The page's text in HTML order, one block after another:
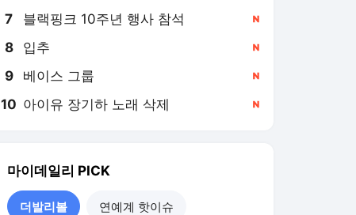
7 블랙핑크 10주년 행사 참석
8 입추
9 베이스 그룹
10 아이유 장기하 노래 삭제
마이데일리 PICK
더발리볼 연예계 핫이슈